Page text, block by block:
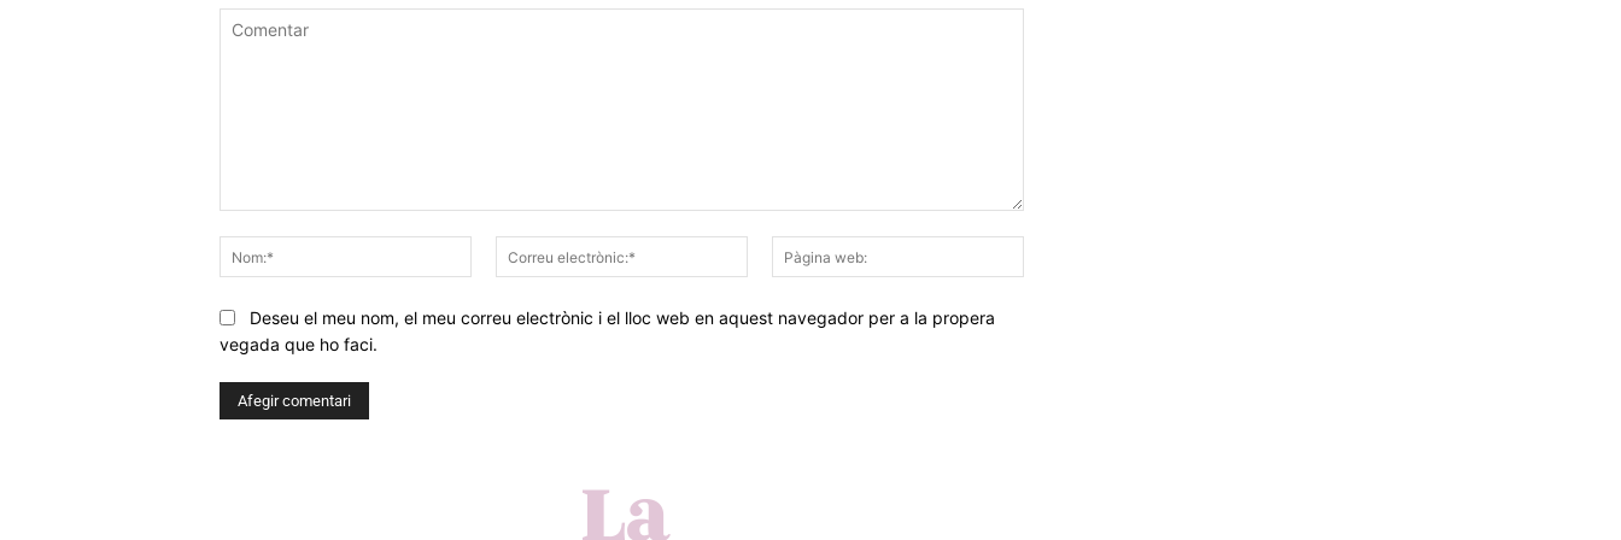
Nom:*
Correu
electrònic:*
web:
Deseu el meu nom, el meu correu electrònic i el lloc web en aquest navegador per a la propera
vegada que ho faci.